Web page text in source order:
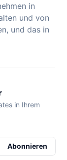
in
und von
und das in
in Ihrem
Abonnieren